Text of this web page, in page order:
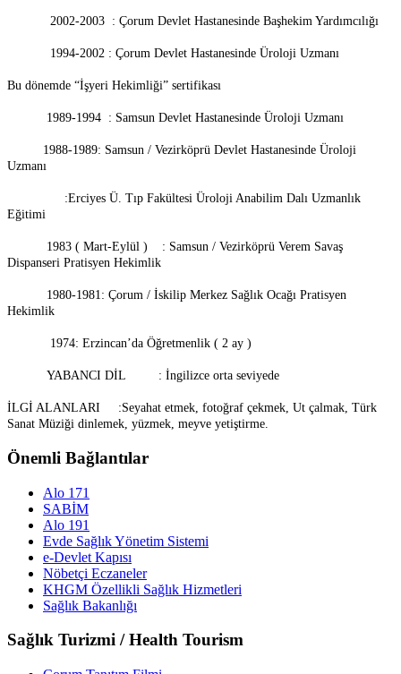
2002-2003 : Çorum Devlet Hastanesinde Başhekim Yardımcılığı
1994-2002 : Çorum Devlet Hastanesinde Üroloji Uzmanı
Bu dönemde “İşyeri Hekimliği” sertifikası
1989-1994 : Samsun Devlet Hastanesinde Üroloji Uzmanı
1988-1989: Samsun / Vezirköprü Devlet Hastanesinde Üroloji
Uzmanı
:Erciyes Ü. Tıp Fakültesi Üroloji Anabilim Dalı Uzmanlık
Eğitimi
1983 ( Mart-Eylül ) : Samsun / Vezirköprü Verem Savaş
Dispanseri Pratisyen Hekimlik
1980-1981: Çorum / İskilip Merkez Sağlık Ocağı Pratisyen
Hekimlik
1974: Erzincan’da Öğretmenlik ( 2 ay )
YABANCI DİL : İngilizce orta seviyede
İLGİ ALANLARI :Seyahat etmek, fotoğraf çekmek, Ut çalmak, Türk
Sanat Müziği dinlemek, yüzmek, meyve yetiştirme.
Önemli Bağlantılar
Alo 171
SABİM
Alo 191
Evde Sağlık Yönetim Sistemi
e-Devlet Kapısı
Nöbetçi Eczaneler
KHGM Özellikli Sağlık Hizmetleri
Sağlık Bakanlığı
Sağlık Turizmi / Health Tourism